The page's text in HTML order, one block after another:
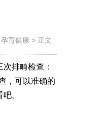
孕育健康 > 正文
排畸检查：
，可以准确的
。